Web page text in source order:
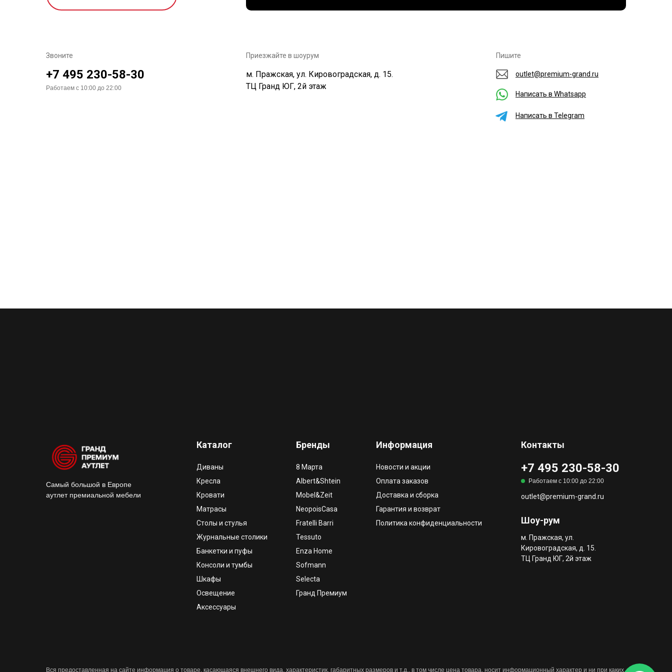
outlet@premium-grand.ru
Написать в Whatsapp
Написать в Telegram
+7 495 230-58-30
Работаем с 10:00 до 22:00
м. Пражская, ул. Кировоградская, д. 15.
ТЦ Гранд ЮГ, 2й этаж
Звоните Приезжайте в шоурум Пишите
Работаем с 10:00 до 22:00
Кресла
Столы и стулья
Матрасы
Шкафы
Освещение
Диваны
Журнальные столики
Банкетки и пуфы
Аксессуары
Консоли и тумбы
Кровати
Вся предоставленная на сайте информация о товаре, касающаяся внешнего вида, характеристик, габаритных размеров и т.д., в том числе цена товара, носит информационный характер и ни при каких
Самый большой в Европе
аутлет премиальной мебели
+7 495 230-58-30
Каталог Контакты
Шоу-рум
Информация
Бренды
outlet@premium-grand.ru
м. Пражская, ул.
Кировоградская, д. 15.
ТЦ Гранд ЮГ, 2й этаж
Оплата заказов
Доставка и сборка
Гарантия и возврат
Политика конфиденциальности
Mobel&Zeit
Tessuto
8 Марта
Fratelli Barri
Sofmann
Selecta
Enza Home
Albert&Shtein
NeopoisCasa
Новости и акции
Гранд Премиум